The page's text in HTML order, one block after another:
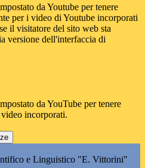
da Youtube per tenere
per i video di Youtube incorporati
il visitatore del sito web sta
versione dell'interfaccia di
da YouTube per tenere
incorporati.
e Linguistico "E. Vittorini"